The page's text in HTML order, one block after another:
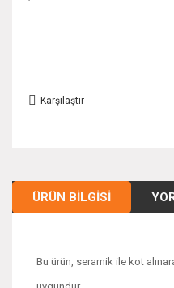
Karşılaştır
ÜRÜN BILGISI
Bu ürün, seramik ile kot